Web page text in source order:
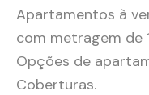
Apartamentos à
com metragem de
Opções de
Coberturas.